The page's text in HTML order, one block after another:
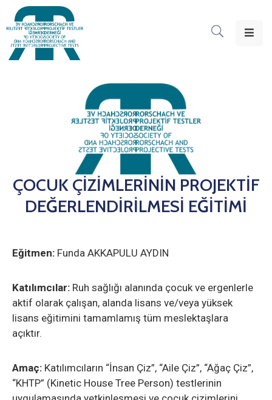
Ana
Etkinlikler
İletişim
ÇOCUK ÇİZİMLERİNİN PROJEKTİF
DEĞERLENDİRİLMESİ EĞİTİMİ
Eğitmen: Funda AKKAPULU AYDIN
Katılımcılar: Ruh sağlığı alanında çocuk ve ergenlerle
aktif olarak çalışan, alanda lisans ve/veya yüksek
lisans eğitimini tamamlamış tüm meslektaşlara
açıktır.
Amaç: Katılımcıların “İnsan Çiz”, “Aile Çiz”, “Ağaç Çiz”,
“KHTP” (Kinetic House Tree Person) testlerinin